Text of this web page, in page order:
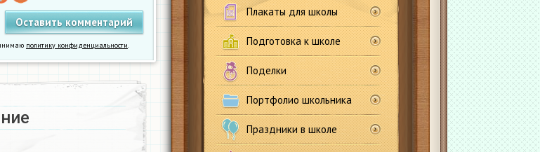
Плакаты для школы
Подготовка к школе
Поделки
Портфолио школьника
Праздники в школе
политику конфиденциальности.